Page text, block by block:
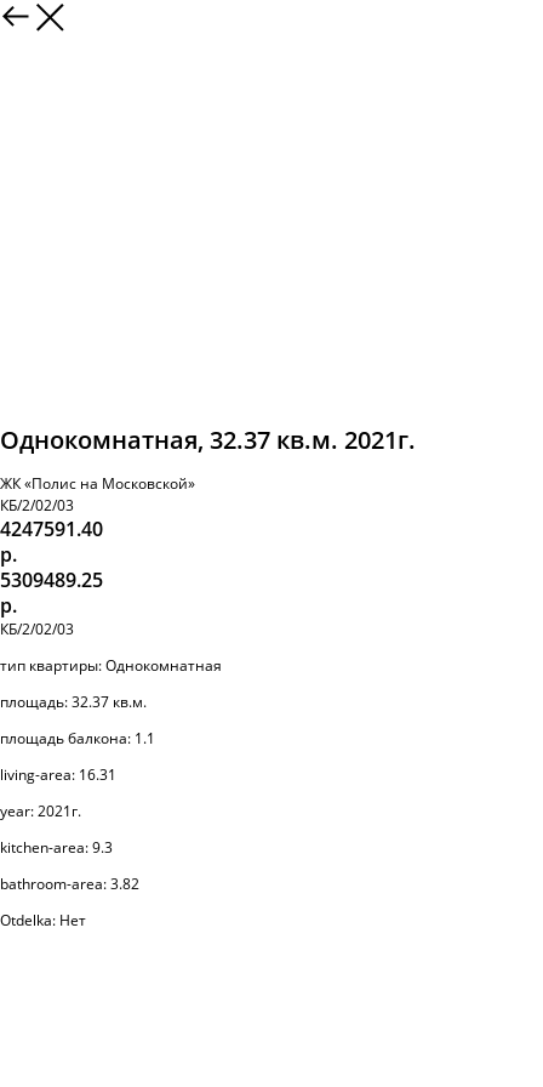
Однокомнатная, 32.37 кв.м. 2021г.
ЖК «Полис на Московской»
КБ/2/02/03
4247591.40
р.
5309489.25
р.
КБ/2/02/03
тип квартиры: Однокомнатная
площадь: 32.37 кв.м.
площадь балкона: 1.1
living-area: 16.31
year: 2021г.
kitchen-area: 9.3
bathroom-area: 3.82
Otdelka: Нет